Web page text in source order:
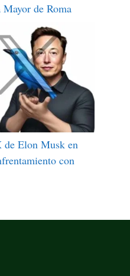
de Roma
de Elon Musk en
con